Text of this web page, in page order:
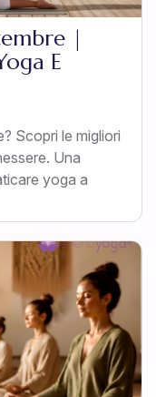
|
E
Scopri le migliori
Una
yoga a